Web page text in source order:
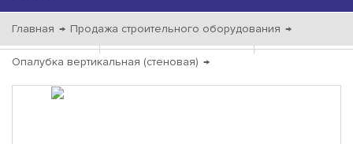
Главная → Продажа строительного оборудования →
Опалубка вертикальная (стеновая) →
Алюминиевая опалубка облегченная